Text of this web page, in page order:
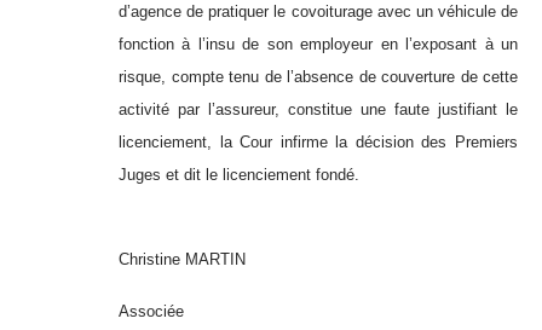
d’agence de pratiquer le covoiturage avec un véhicule de
fonction à l’insu de son employeur en l’exposant à un
risque, compte tenu de l’absence de couverture de cette
activité par l’assureur, constitue une faute justifiant le
licenciement, la Cour infirme la décision des Premiers
Juges et dit le licenciement fondé.
Christine MARTIN
Associée